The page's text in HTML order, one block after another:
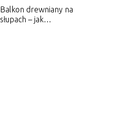
Balkon drewniany na
słupach – jak